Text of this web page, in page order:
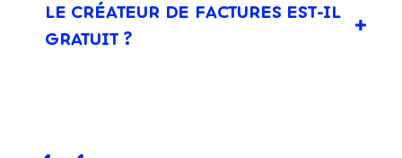
LE CRÉATEUR DE FACTURES EST-IL
GRATUIT ?